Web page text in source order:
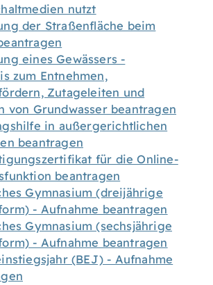
nutzt
der Straßenfläche beim
eines Gewässers -
zum Entnehmen,
Zutageleiten und
von Grundwasser beantragen
in außergerichtlichen
beantragen
für die Online-
beantragen
Gymnasium (dreijährige
- Aufnahme beantragen
Gymnasium (sechsjährige
- Aufnahme beantragen
(BEJ) - Aufnahme